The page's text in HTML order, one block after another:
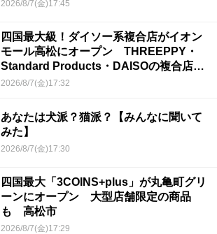
2026/8/7(金)17:45
四国最大級！ダイソー系複合店がイオン
モール高松にオープン THREEPPY・
Standard Products・DAISOの複合店は
香川県初
2026/8/7(金)17:32
あなたは犬派？猫派？【みんなに聞いて
みた】
2026/8/7(金)17:30
四国最大「3COINS+plus」が丸亀町グリ
ーンにオープン 大型店舗限定の商品
も 高松市
2026/8/7(金)17:29